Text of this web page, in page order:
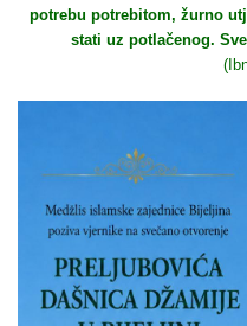
potrebu potrebitom, žurno
stati uz potlačenog.